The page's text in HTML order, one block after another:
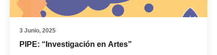
3 Junio, 2025
PIPE: “Investigación en Artes”